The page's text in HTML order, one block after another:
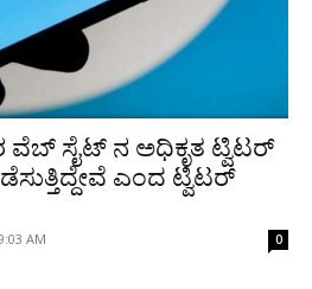
ಸೈಟ್ ನ ಅಧಿಕೃತ ಟ್ವಿಟರ್
ಎಂದ ಟ್ವಿಟರ್
AM 0